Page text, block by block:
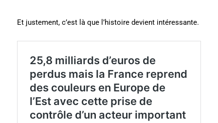
Et justement, c’est là que l’histoire devient intéressante.